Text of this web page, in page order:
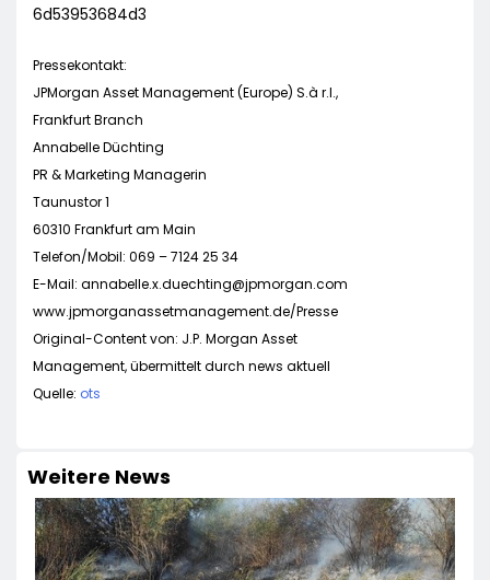
6d53953684d3
Pressekontakt:
JPMorgan Asset Management (Europe) S.à r.l.,
Frankfurt Branch
Annabelle Düchting
PR & Marketing Managerin
Taunustor 1
60310 Frankfurt am Main
Telefon/Mobil: 069 – 7124 25 34
E-Mail: annabelle.x.duechting@jpmorgan.com
www.jpmorganassetmanagement.de/Presse
Original-Content von: J.P. Morgan Asset
Management, übermittelt durch news aktuell
Quelle: ots
Weitere News